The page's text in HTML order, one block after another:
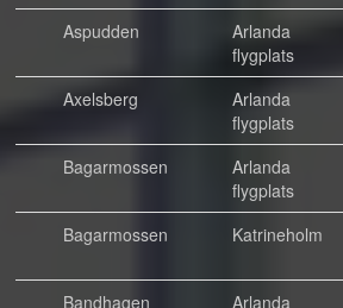
Aspudden
Arlanda
flygplats
Axelsberg
Arlanda
flygplats
Bagarmossen
Arlanda
flygplats
Bagarmossen
Katrineholm
Bandhagen
Arlanda